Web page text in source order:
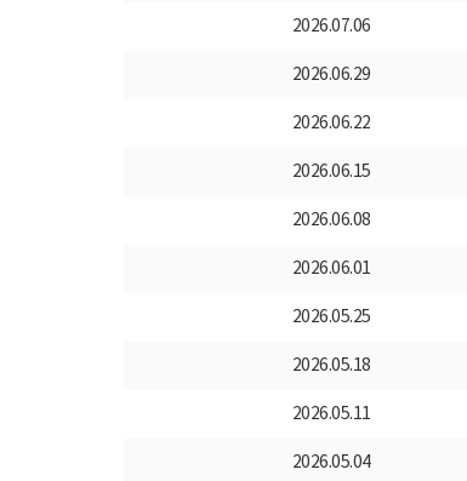
2026.07.06
2026.06.29
2026.06.22
2026.06.15
2026.06.08
2026.06.01
2026.05.25
2026.05.18
2026.05.11
2026.05.04